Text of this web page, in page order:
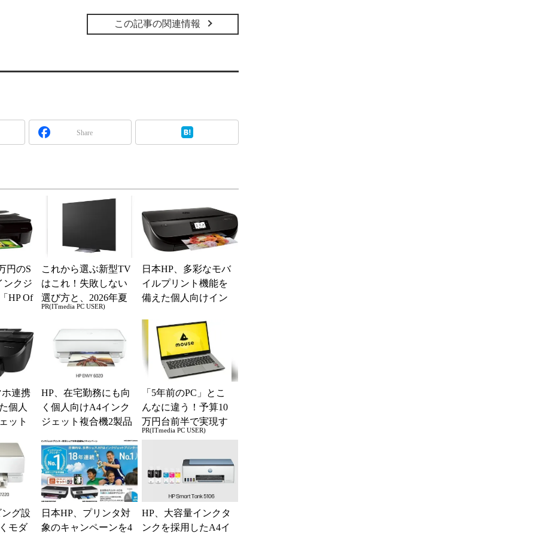
この記事の関連情報
Share
円のS
ンクジ
HP Of
これから選ぶ新型TV
はこれ！失敗しない
選び方と、2026年夏
の一押しモデル
PR(ITmedia PC USER)
日本HP、多彩なモバ
イルプリント機能を
備えた個人向けイン
デル
連携
個人
ット
HP、在宅勤務にも向
く個人向けA4インク
ジェット複合機2製品
「5年前のPC」とこ
んなに違う！予算10
万円台前半で実現す
る快適PCライフ
PR(ITmedia PC USER)
グ設
モダ
日本HP、プリンタ対
象のキャンペーンを4
HP、大容量インクタ
ンクを採用したA4イ